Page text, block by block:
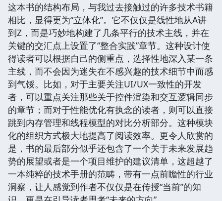
这本书的结构布局，与我过去接触过的许多技术书籍
相比，显得更为“立体化”。它不仅仅是线性地从A讲
到Z，而是巧妙地构建了几条平行的技术主线，并在
关键的交汇点上设置了“整合实践”章节。这种设计使
得读者可以根据自己的侧重点，选择性地深入某一条
主线，而不会因为迷失在不感兴趣的技术细节中而感
到气馁。比如，对于主要关注UI/UX一致性的开发
者，可以重点关注那些关于控件渲染和交互逻辑同步
的章节；而对于性能优化有执念的读者，则可以直接
跳到内存管理和线程模型的对比分析部分。这种模块
化的组织方式极大地提高了阅读效率。更令人欣赏的
是，书的最后部分似乎还包含了一个关于未来发展趋
势的展望或者是一个项目维护的建议清单，这超越了
一本纯粹的技术手册的范畴，带有一点前瞻性的行业
洞察，让人感觉到作者不仅仅是在传授“当前”的知